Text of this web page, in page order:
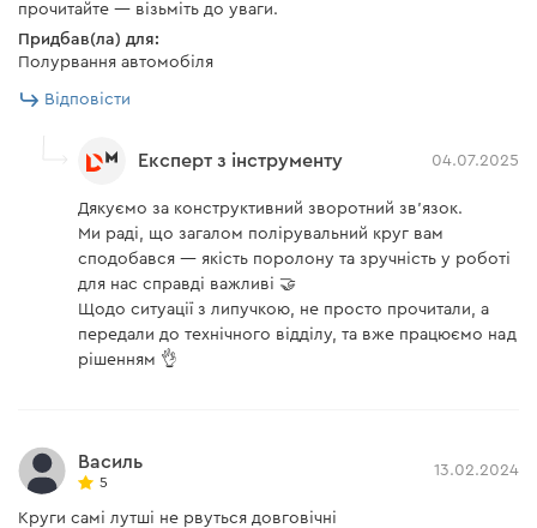
прочитайте — візьміть до уваги.
Придбав(ла) для:
Полурвання автомобіля
Відповісти
Експерт з інструменту 04.07.2025
Дякуємо за конструктивний зворотний зв'язок.
Ми раді, що загалом полірувальний круг вам
сподобався — якість поролону та зручність у роботі
для нас справді важливі 🤝
Щодо ситуації з липучкою, не просто прочитали, а
передали до технічного відділу, та вже працюємо над
рішенням 👌
Василь
5
13.02.2024
Круги самі лутші не рвуться довговічні